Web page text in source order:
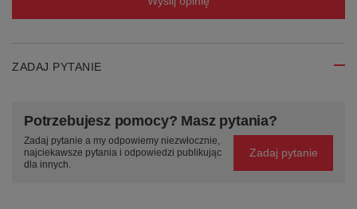
ZADAJ PYTANIE
Potrzebujesz pomocy? Masz pytania?
Zadaj pytanie a my odpowiemy niezwłocznie,
najciekawsze pytania i odpowiedzi publikując
dla innych.
Zadaj pytanie